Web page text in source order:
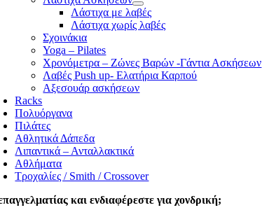
Λάστιχα με λαβές
Λάστιχα χωρίς λαβές
Σχοινάκια
Yoga – Pilates
Χρονόμετρα – Ζώνες Βαρών -Γάντια Ασκήσεων
Λαβές Push up- Ελατήρια Καρπού
Αξεσουάρ ασκήσεων
Racks
Πολυόργανα
Πιλάτες
Αθλητικά Δάπεδα
Λιπαντικά – Ανταλλακτικά
Αθλήματα
Τροχαλίες / Smith / Crossover
και ενδιαφέρεστε για χονδρική;